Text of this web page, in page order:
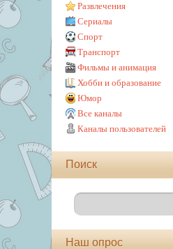
Развлечения
Сериалы
Спорт
Транспорт
Фильмы и анимация
Хобби и образование
Юмор
Все каналы
Каналы пользователей
Поиск
Наш опрос